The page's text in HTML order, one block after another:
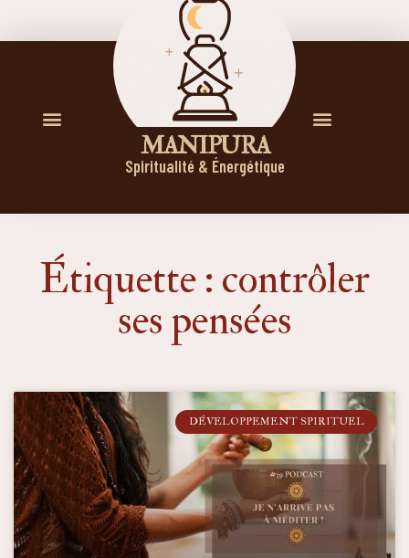
M A N I P U R A
Spiritualité & Énergétique
Étiquette : contrôler
ses pensées
DÉVELOPPEMENT SPIRITUEL